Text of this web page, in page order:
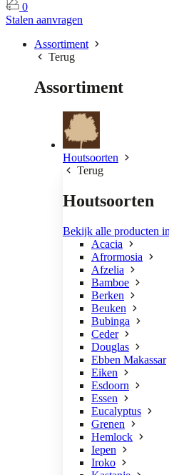
0
Stalen aanvragen
Assortiment
Terug
Assortiment
Houtsoorten
Terug
Houtsoorten
Bekijk alle producten
Acacia
Afrormosia
Afzelia
Bamboe
Berken
Beuken
Bubinga
Ceder
Douglas
Ebben Makassar
Eiken
Esdoorn
Essen
Eucalyptus
Grenen
Hemlock
Iepen
Iroko